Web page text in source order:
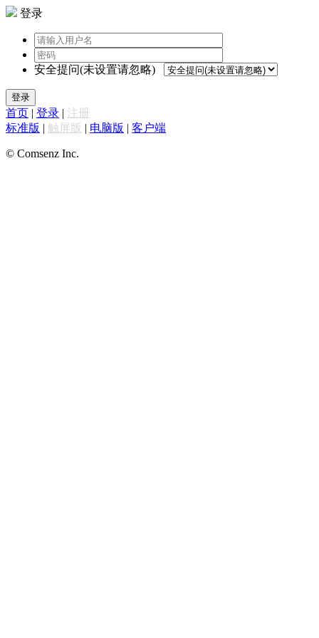
登录
安全提问(未设置请忽略)
登录
首页 | 登录 | 注册
标准版 | 触屏版 | 电脑版 | 客户端
© Comsenz Inc.